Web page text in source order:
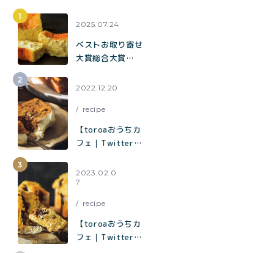
2025.07.24
ベストお取り寄せ
大賞総合大賞
の催事に出店中。
2022.12.20
recipe
【toroaおうちカ
フェ｜Twitterで
題】混ぜて焼くだ
けでお店の味「キ
の作り方
2023.02.0
7
recipe
【toroaおうちカ
フェ｜Twitterで